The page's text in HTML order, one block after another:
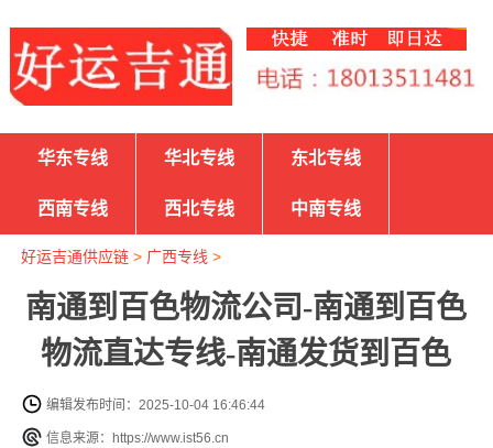
华东专线 华北专线 东北专线
西南专线 西北专线 中南专线
好运吉通供应链> 广西专线 >
南通到百色物流公司-南通到百色
物流直达专线-南通发货到百色
编辑发布时间：2025-10-04 16:46:44
信息来源：https://www.ist56.cn